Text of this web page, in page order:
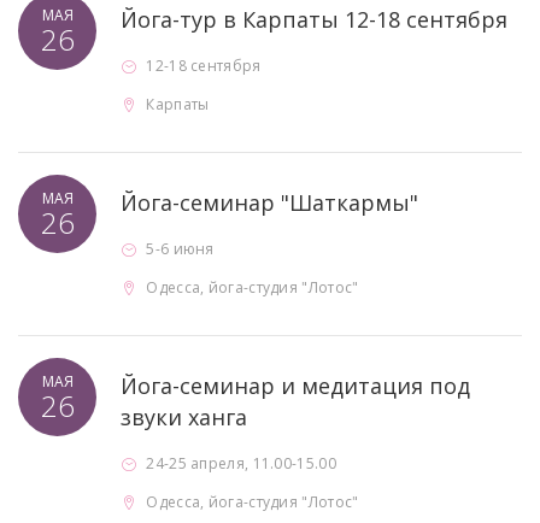
МАЯ
26 Йога-тур в Карпаты 12-18 сентября
12-18 сентября
Карпаты
МАЯ
26 Йога-семинар "Шаткармы"
5-6 июня
Одесса, йога-студия "Лотос"
МАЯ
26
Йога-семинар и медитация под
звуки ханга
24-25 апреля, 11.00-15.00
Одесса, йога-студия "Лотос"